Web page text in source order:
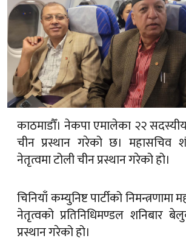
काठमाडौँ। नेकपा एमालेका २२
चीन प्रस्थान गरेको छ। महासचिव
नेतृत्वमा टोली चीन प्रस्थान गरेको हो।
चिनियाँ कम्युनिष्ट पार्टीको
नेतृत्वको प्रतिनिधिमण्डल शनिबार
प्रस्थान गरेको हो।